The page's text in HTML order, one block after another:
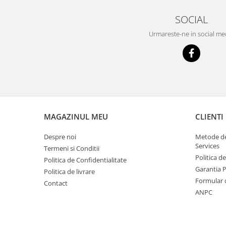
Perie de sarma
Reparat filete
Scule camioane
Scule diverse mecanica
Scule motor
Scule Pneumatice
Scule service ulei, gresare,
SOCIAL
Urmareste-ne in social
MAGAZINUL MEU
Despre noi
Termeni si Conditii
Politica de Confidentialitate
Politica de livrare
Contact
CLIENTI
Metode
Services
Politica
Garantia
Formular
ANPC